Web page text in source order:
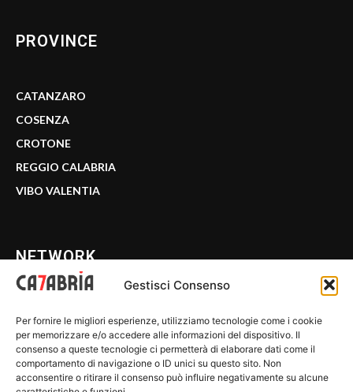
Gestisci Consenso
Per fornire le migliori esperienze, utilizziamo tecnologie come i cookie
per memorizzare e/o accedere alle informazioni del dispositivo. Il
consenso a queste tecnologie ci permetterà di elaborare dati come il
comportamento di navigazione o ID unici su questo sito. Non
acconsentire o ritirare il consenso può influire negativamente su alcune
PROVINCE
CATANZARO
COSENZA
CROTONE
REGGIO CALABRIA
VIBO VALENTIA
NETWORK
WE CALABRIA
C7 PLAY
MIX ZONE